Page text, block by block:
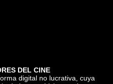
LANCANDÓN. CORTESÍA
DEL CINE
digital no lucrativa, cuya